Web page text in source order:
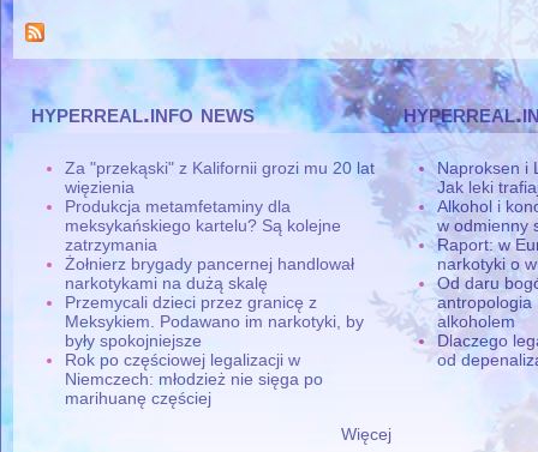
hyperreal.info news
Za "przekąski" z Kalifornii grozi mu 20 lat
więzienia
Produkcja metamfetaminy dla
meksykańskiego kartelu? Są kolejne
zatrzymania
Żołnierz brygady pancernej handlował
narkotykami na dużą skalę
Przemycali dzieci przez granicę z
Meksykiem. Podawano im narkotyki, by
były spokojniejsze
Rok po częściowej legalizacji w
Niemczech: młodzież nie sięga po
marihuanę częściej
Więcej
Naproksen i
Jak leki
Alkohol i
w odmienny
Raport: w
narkotyki o
Od daru
antropologia
alkoholem
Dlaczego
od